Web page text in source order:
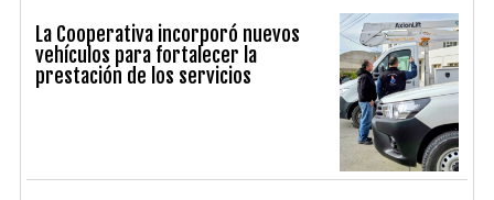
La Cooperativa incorporó nuevos
vehículos para fortalecer la
prestación de los servicios